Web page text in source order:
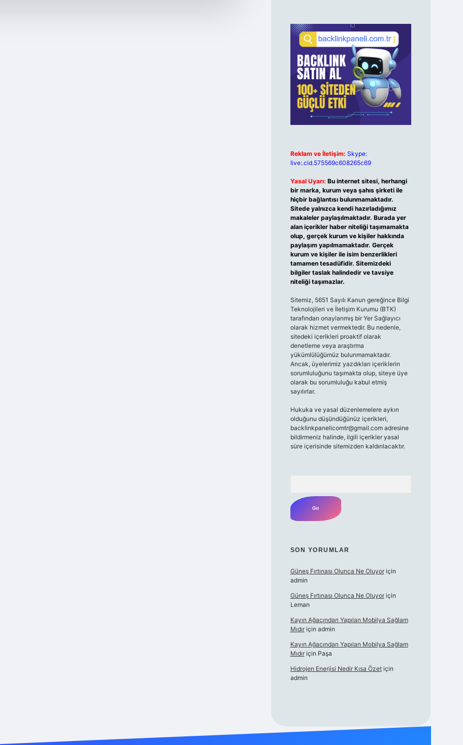
Reklam ve İletişim: Skype:
live:.cid.575569c608265c69
Yasal Uyarı: Bu internet sitesi, herhangi
bir marka, kurum veya şahıs şirketi ile
hiçbir bağlantısı bulunmamaktadır.
Sitede yalnızca kendi hazırladığımız
makaleler paylaşılmaktadır. Burada yer
alan içerikler haber niteliği taşımamakta
olup, gerçek kurum ve kişiler hakkında
paylaşım yapılmamaktadır. Gerçek
kurum ve kişiler ile isim benzerlikleri
tamamen tesadüfidir. Sitemizdeki
bilgiler taslak halindedir ve tavsiye
niteliği taşımazlar.
Sitemiz, 5651 Sayılı Kanun gereğince Bilgi
Teknolojileri ve İletişim Kurumu (BTK)
tarafından onaylanmış bir Yer Sağlayıcı
olarak hizmet vermektedir. Bu nedenle,
sitedeki içerikleri proaktif olarak
denetleme veya araştırma
yükümlülüğümüz bulunmamaktadır.
Ancak, üyelerimiz yazdıkları içeriklerin
sorumluluğunu taşımakta olup, siteye üye
olarak bu sorumluluğu kabul etmiş
sayılırlar.
Hukuka ve yasal düzenlemelere aykırı
olduğunu düşündüğünüz içerikleri,
backlinkpanelicomtr@gmail.comadresine
bildirmeniz halinde, ilgili içerikler yasal
süre içerisinde sitemizden kaldırılacaktır.
SON YORUMLAR
Güneş Fırtınası Olunca Ne Oluyoriçin
admin
Güneş Fırtınası Olunca Ne Oluyoriçin
Leman
Kayın Ağacından Yapılan Mobilya Sağlam
Mıdıriçin admin
Kayın Ağacından Yapılan Mobilya Sağlam
Mıdıriçin Paşa
Hidrojen Enerjisi Nedir Kısa Özetiçin
admin